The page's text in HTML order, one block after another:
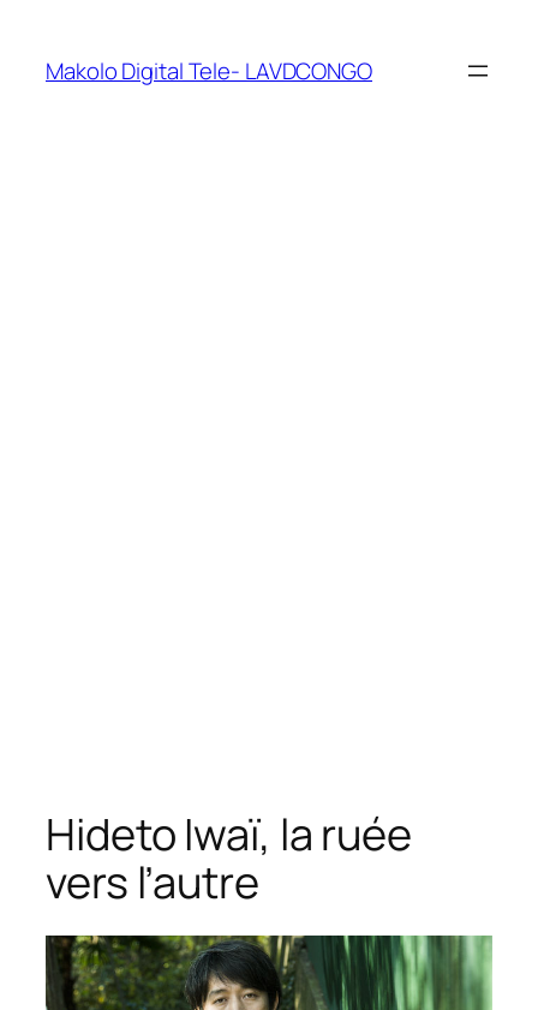
Makolo Digital Tele- LAVDCONGO
Hideto Iwaï, la ruée
vers l’autre